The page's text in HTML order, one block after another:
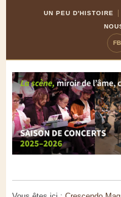
UN PEU D'HISTOIRE
FB